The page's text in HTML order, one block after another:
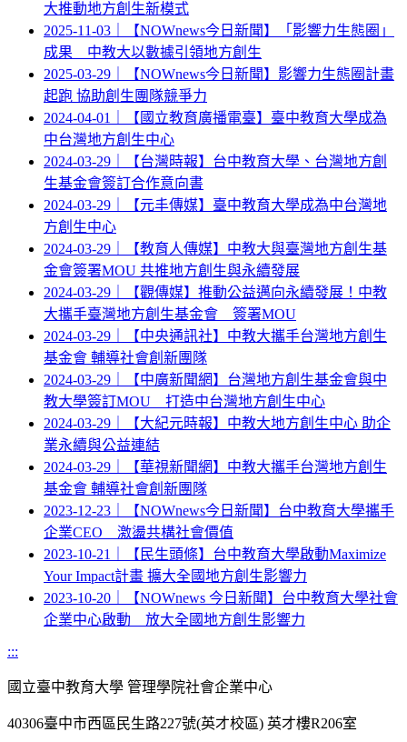
大推動地方創生新模式
2025-11-03｜【NOWnews今日新聞】「影響力生態圈」
成果 中教大以數據引領地方創生
2025-03-29｜【NOWnews今日新聞】影響力生態圈計畫
起跑 協助創生團隊競爭力
2024-04-01｜【國立教育廣播電臺】臺中教育大學成為
中台灣地方創生中心
2024-03-29｜【台灣時報】台中教育大學、台灣地方創
生基金會簽訂合作意向書
2024-03-29｜【元丰傳媒】臺中教育大學成為中台灣地
方創生中心
2024-03-29｜【教育人傳媒】中教大與臺灣地方創生基
金會簽署MOU 共推地方創生與永續發展
2024-03-29｜【觀傳媒】推動公益邁向永續發展！中教
大攜手臺灣地方創生基金會 簽署MOU
2024-03-29｜【中央通訊社】中教大攜手台灣地方創生
基金會 輔導社會創新團隊
2024-03-29｜【中廣新聞網】台灣地方創生基金會與中
教大學簽訂MOU 打造中台灣地方創生中心
2024-03-29｜【大紀元時報】中教大地方創生中心 助企
業永續與公益連結
2024-03-29｜【華視新聞網】中教大攜手台灣地方創生
基金會 輔導社會創新團隊
2023-12-23｜【NOWnews今日新聞】台中教育大學攜手
企業CEO 激盪共構社會價值
2023-10-21｜【民生頭條】台中教育大學啟動Maximize
Your Impact計畫 擴大全國地方創生影響力
2023-10-20｜【NOWnews 今日新聞】台中教育大學社會
企業中心啟動 放大全國地方創生影響力
:::
國立臺中教育大學 管理學院社會企業中心
40306臺中市西區民生路227號(英才校區) 英才樓R206室